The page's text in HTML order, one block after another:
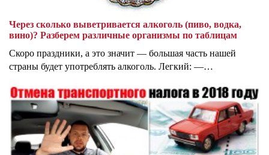
Через сколько выветривается алкоголь (пиво, водка,
вино)? Разберем различные организмы по таблицам
Скоро праздники, а это значит — большая часть нашей
страны будет употреблять алкоголь. Легкий: —…